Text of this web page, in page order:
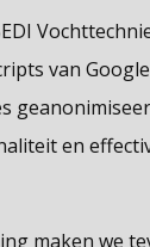
van
en
maken we